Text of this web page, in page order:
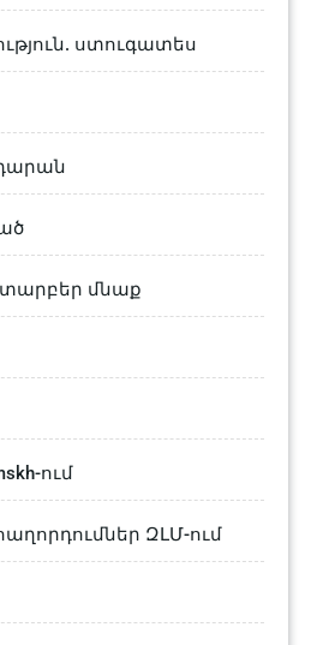
ստուգատես
մնաք
ում
ԶԼՄ-ում